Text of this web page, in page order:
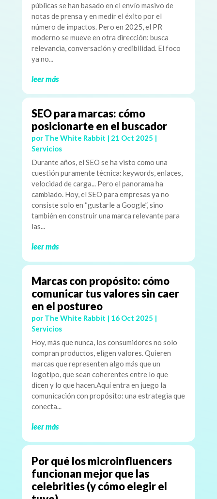
públicas se han basado en el envío masivo de
notas de prensa y en medir el éxito por el
número de impactos. Pero en 2025, el PR
moderno se mueve en otra dirección: busca
relevancia, conversación y credibilidad. El foco
ya no...
leer más
SEO para marcas: cómo
posicionarte en el buscador
por The White Rabbit | 21 Oct 2025 |
Servicios
Durante años, el SEO se ha visto como una
cuestión puramente técnica: keywords, enlaces,
velocidad de carga... Pero el panorama ha
cambiado. Hoy, el SEO para empresas ya no
consiste solo en “gustarle a Google”, sino
también en construir una marca relevante para
las...
leer más
Marcas con propósito: cómo
comunicar tus valores sin caer
en el postureo
por The White Rabbit | 16 Oct 2025 |
Servicios
Hoy, más que nunca, los consumidores no solo
compran productos, eligen valores. Quieren
marcas que representen algo más que un
logotipo, que sean coherentes entre lo que
dicen y lo que hacen.Aquí entra en juego la
comunicación con propósito: una estrategia que
conecta...
leer más
Por qué los microinfluencers
funcionan mejor que las
celebrities (y cómo elegir el